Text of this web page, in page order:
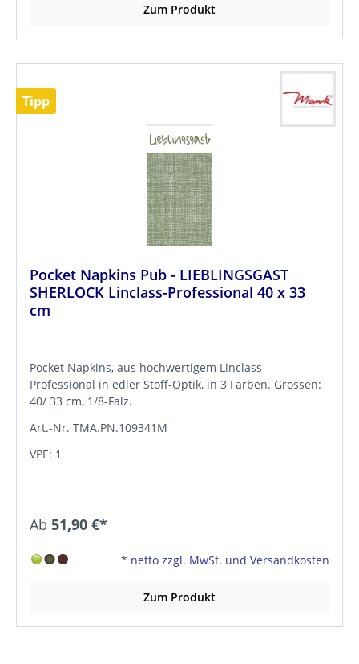
Zum Produkt
Tipp
Pocket Napkins Pub - LIEBLINGSGAST
SHERLOCK Linclass-Professional 40 x 33
cm
Pocket Napkins, aus hochwertigem Linclass-
Professional in edler Stoff-Optik, in 3 Farben. Grössen:
40/ 33 cm, 1/8-Falz.
Art.-Nr. TMA.PN.109341M
VPE: 1
Ab 51,90 €*
* netto zzgl. MwSt. und Versandkosten
Zum Produkt